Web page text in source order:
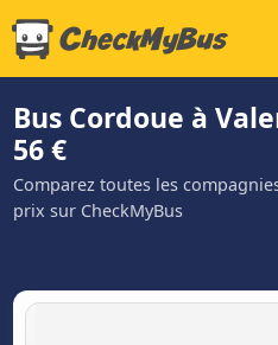
Bus Cordoue à
56 €
Comparez toutes les
prix sur CheckMyBus